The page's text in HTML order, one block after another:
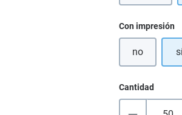
Seleccione
Con impresión
no
Cantidad